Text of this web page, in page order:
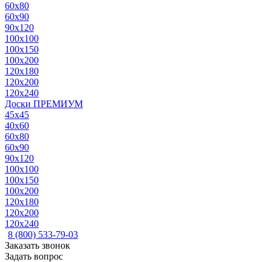
60x80
60x90
90x120
100x100
100x150
100x200
120x180
120x200
120x240
Доски ПРЕМИУМ
45x45
40x60
60x80
60x90
90x120
100x100
100x150
100x200
120x180
120x200
120x240
8 (800) 533-79-03
Заказать звонок
Задать вопрос